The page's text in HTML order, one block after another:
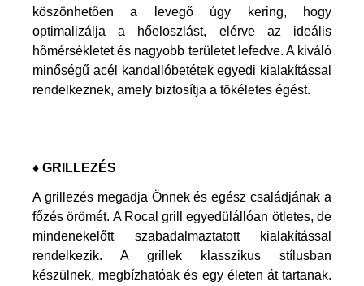
köszönhetően a levegő úgy kering, hogy
optimalizálja a hőeloszlást, elérve az ideális
hőmérsékletet és nagyobb területet lefedve. A kiváló
minőségű acél kandallóbetétek egyedi kialakítással
rendelkeznek, amely biztosítja a tökéletes égést.
♦ GRILLEZÉS
A grillezés megadja Önnek és egész családjának a
főzés örömét. A Rocal grill egyedülállóan ötletes, de
mindenekelőtt szabadalmaztatott kialakítással
rendelkezik. A grillek klasszikus stílusban
készülnek, megbízhatóak és egy életen át tartanak.